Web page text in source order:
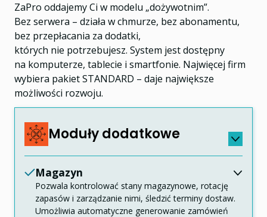
ZaPro oddajemy Ci w modelu „dożywotnim”.
Bez serwera – działa w chmurze, bez abonamentu,
bez przepłacania za dodatki,
których nie potrzebujesz. System jest dostępny
na komputerze, tablecie i smartfonie. Najwięcej firm
wybiera pakiet STANDARD – daje największe
możliwości rozwoju.
Moduły dodatkowe
Magazyn
Pozwala kontrolować stany magazynowe, rotację
zapasów i zarządzanie nimi, śledzić terminy dostaw.
Umożliwia automatyczne generowanie zamówień